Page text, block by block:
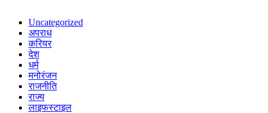
Uncategorized
अपराध
करियर
देश
धर्म
मनोरंजन
राजनीति
राज्य
लाइफस्टाइल